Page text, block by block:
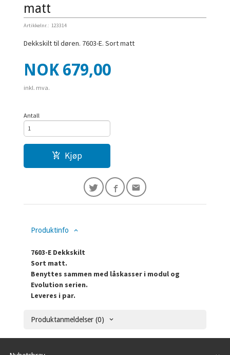
matt
Artikkelnr.: 123314
Dekkskilt til døren. 7603-E. Sort matt
Pris
NOK 679,00
inkl. mva.
Antall
Kjøp
Produktinfo
7603-E Dekkskilt
Sort matt.
Benyttes sammen med låskasser i modul og
Evolution serien.
Leveres i par.
Produktanmeldelser (0)